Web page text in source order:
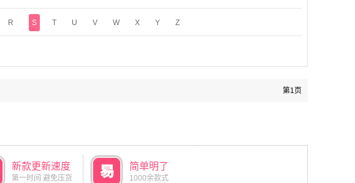
R S T U V W X Y Z
第1页
新款更新速度
第一时间 避免压货
简单明了
1000余款式